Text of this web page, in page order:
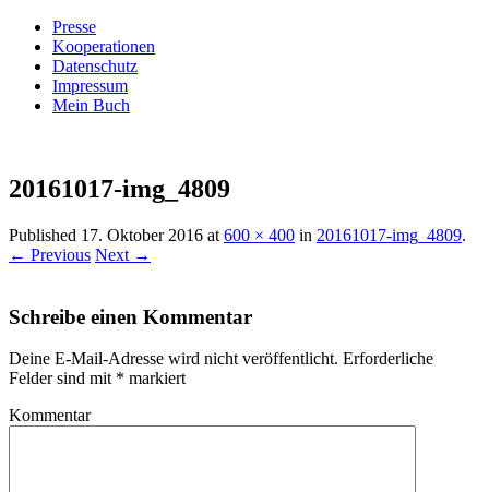
Presse
Kooperationen
Datenschutz
Impressum
Mein Buch
Villa König
20161017-img_4809
Published 17. Oktober 2016 at 600 × 400 in 20161017-img_4809.
← Previous Next →
Schreibe einen Kommentar
Deine E-Mail-Adresse wird nicht veröffentlicht. Erforderliche
Felder sind mit * markiert
Kommentar